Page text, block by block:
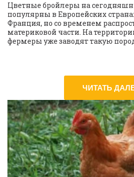
Цветные бройлеры на
популярны в Европейских
Франция, но со временем
материковой части. На
фермеры уже заводят такую
ЧИТАТЬ